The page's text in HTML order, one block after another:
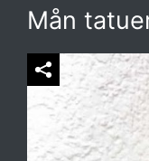
Mån